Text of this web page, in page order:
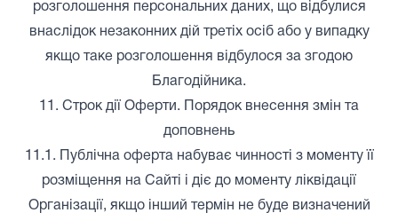
розголошення персональних даних, що відбулися
внаслідок незаконних дій третіх осіб або у випадку
якщо таке розголошення відбулося за згодою
Благодійника.
11. Строк дії Оферти. Порядок внесення змін та
доповнень
11.1. Публічна оферта набуває чинності з моменту її
розміщення на Сайті і діє до моменту ліквідації
Організації, якщо інший термін не буде визначений